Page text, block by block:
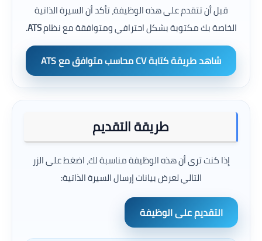
قبل أن تتقدم على هذه الوظيفة، تأكد أن السيرة الذاتية
الخاصة بك مكتوبة بشكل احترافي ومتوافقة مع نظامATS
.
شاهد طريقة كتابة CV محاسب متوافق مع ATS
طريقة التقديم
إذا كنت ترى أن هذه الوظيفة مناسبة لك، اضغط على الزر
التالي لعرض بيانات إرسال السيرة الذاتية:
التقديم على الوظيفة